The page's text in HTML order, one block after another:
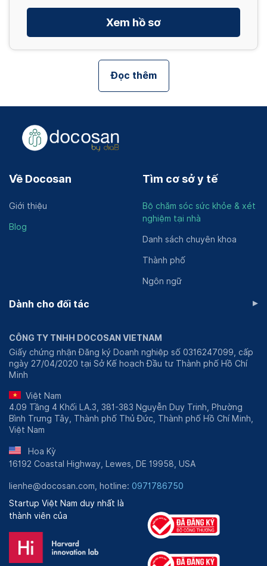
Xem hồ sơ
Đọc thêm
Về Docosan
Giới thiệu
Blog
Tìm cơ sở y tế
Bộ chăm sóc sức khỏe & xét
nghiệm tại nhà
Danh sách chuyên khoa
Thành phố
Ngôn ngữ
Dành cho đối tác ▸
CÔNG TY TNHH DOCOSAN VIETNAM
Giấy chứng nhận Đăng ký Doanh nghiệp số 0316247099, cấp
ngày 27/04/2020 tại Sở Kế hoạch Đầu tư Thành phố Hồ Chí
Minh
Việt Nam
4.09 Tầng 4 Khối LA.3, 381-383 Nguyễn Duy Trinh, Phường
Bình Trưng Tây, Thành phố Thủ Đức, Thành phố Hồ Chí Minh,
Việt Nam
Hoa Kỳ
16192 Coastal Highway, Lewes, DE 19958, USA
lienhe@docosan.com, hotline: 0971786750
Startup Việt Nam duy nhất là
thành viên của